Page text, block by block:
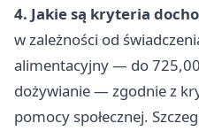
4. Jakie są kryteria
w zależności od
alimentacyjny — do
dożywianie — zgodnie z
pomocy społecznej.